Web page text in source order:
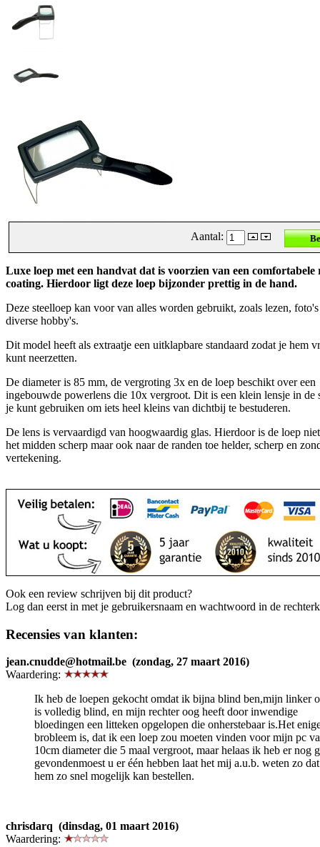
Aantal:
Luxe loep met een handvat dat is voorzien van een comfortabele
coating. Hierdoor ligt deze loep bijzonder prettig in de hand.
Deze steelloep kan voor van alles worden gebruikt, zoals lezen,
diverse hobby's.
Dit model heeft als extraatje een uitklapbare standaard zodat je hem
kunt neerzetten.
De diameter is 85 mm, de vergroting 3x en de loep beschikt over een
ingebouwde powerlens die 10x vergroot. Dit is een klein lensje in de
je kunt gebruiken om iets heel kleins van dichtbij te bestuderen.
De lens is vervaardigd van hoogwaardig glas. Hierdoor is de loep
het midden scherp maar ook naar de randen toe helder, scherp en
vertekening.
Ook een review schrijven bij dit product?
Log dan eerst in met je gebruikersnaam en wachtwoord in de
Recensies van klanten:
jean.cnudde@hotmail.be (zondag, 27 maart 2016)
Waardering:
Ik heb de loepen gekocht omdat ik bijna blind ben,mijn linker
is volledig blind, en mijn rechter oog heeft door inwendige
bloedingen een litteken opgelopen die onherstebaar is.Het
brobleem is, dat ik een loep zou moeten vinden voor mijn pc
10cm diameter die 5 maal vergroot, maar helaas ik heb er nog
gevondenmoest u er één hebben laat het mij a.u.b. weten zo
hem zo snel mogelijk kan bestellen.
chrisdarq (dinsdag, 01 maart 2016)
Waardering: